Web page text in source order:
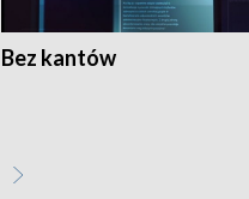
Bez kantów